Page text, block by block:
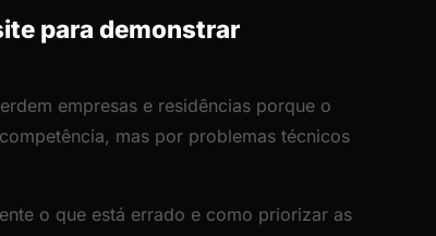
para demonstrar
empresas e residências porque o
mas por problemas técnicos
o que está errado e como priorizar as